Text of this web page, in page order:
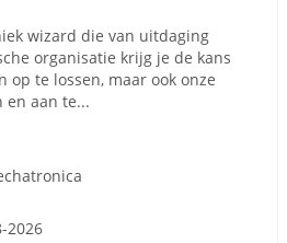
wizard die van uitdaging
organisatie krijg je de kans
op te lossen, maar ook onze
en aan te...
2026